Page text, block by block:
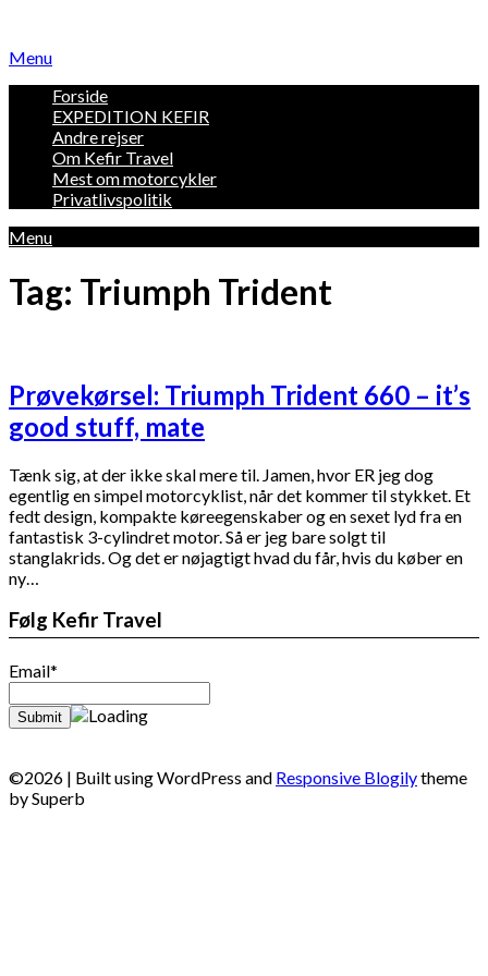
content
Menu
Forside
EXPEDITION KEFIR
Andre rejser
Om Kefir Travel
Mest om motorcykler
Privatlivspolitik
Menu
Tag: Triumph Trident
Prøvekørsel: Triumph Trident 660 – it’s
good stuff, mate
Tænk sig, at der ikke skal mere til. Jamen, hvor ER jeg dog
egentlig en simpel motorcyklist, når det kommer til stykket. Et
fedt design, kompakte køreegenskaber og en sexet lyd fra en
fantastisk 3-cylindret motor. Så er jeg bare solgt til
stanglakrids. Og det er nøjagtigt hvad du får, hvis du køber en
ny…
Følg Kefir Travel
Email*
©2026 | Built using WordPress and Responsive Blogilytheme
by Superb